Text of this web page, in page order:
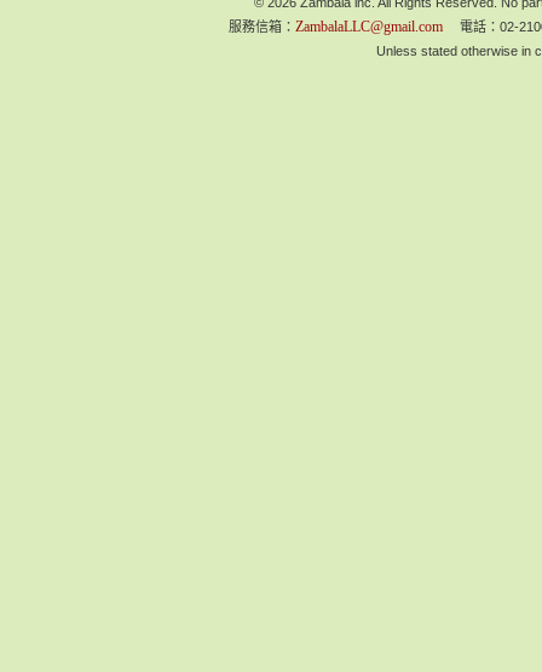
服務信箱： ZambalaLLC@gmail.com 電話：02-
Unless stated otherwise